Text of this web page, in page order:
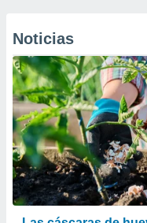
Noticias